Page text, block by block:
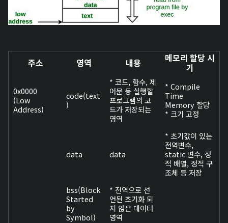
주소 영역 내용
메모리 할당 시
기
0x0000
(Low
Address)
code(text
)
* 코드, 함수, 제
어문 등 실행할
프로그램의 코
드가 저장되는
영역
* Compile
Time
Memory 할당
* 크기 고정
data data
* 초기값이 있는
전역변수,
static 변수, 정
적 배열, 정적 구
조체 등 저장
bss(Block
Started
by
Symbol)
* 전역으로 선
언된 초기화 되
지 않은 데이터
영역